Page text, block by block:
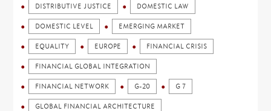
DISTRIBUTIVE JUSTICE DOMESTIC LAW
DOMESTIC LEVEL EMERGING MARKET
EQUALITY EUROPE FINANCIAL CRISIS
FINANCIAL GLOBAL INTEGRATION
FINANCIAL NETWORK G-20 G 7
GLOBAL FINANCIAL ARCHITECTURE